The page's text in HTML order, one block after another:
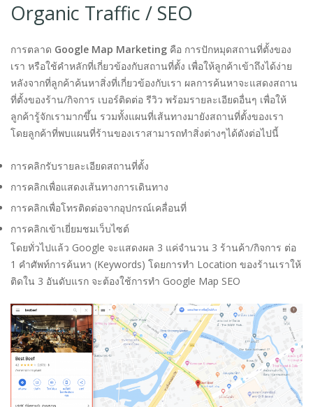
Organic Traffic / SEO
การตลาด Google Map Marketing คือ การปักหมุดสถานที่ตั้งของ
เรา หรือใช้คำหลักที่เกี่ยวข้องกับสถานที่ตั้ง เพื่อให้ลูกค้าเข้าถึงได้ง่าย
หลังจากที่ลูกค้าค้นหาสิ่งที่เกี่ยวข้องกับเรา ผลการค้นหาจะแสดงสถาน
ที่ตั้งของร้าน/กิจการ เบอร์ติดต่อ รีวิว พร้อมรายละเอียดอื่นๆ เพื่อให้
ลูกค้ารู้จักเรามากขึ้น รวมทั้งแผนที่เส้นทางมายังสถานที่ตั้งของเรา
โดยลูกค้าที่พบแผนที่ร้านของเราสามารถทำสิ่งต่างๆได้ดังต่อไปนี้
การคลิกรับรายละเอียดสถานที่ตั้ง
การคลิกเพื่อแสดงเส้นทางการเดินทาง
การคลิกเพื่อโทรติดต่อจากอุปกรณ์เคลื่อนที่
การคลิกเข้าเยี่ยมชมเว็บไซต์
โดยทั่วไปแล้ว Google จะแสดงผล 3 แค่จำนวน 3 ร้านค้า/กิจการ ต่อ
1 คำศัพท์การค้นหา (Keywords) โดยการทำ Location ของร้านเราให้
ติดใน 3 อันดับแรก จะต้องใช้การทำ Google Map SEO